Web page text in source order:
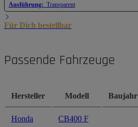
Ausführung: Transparent
Für Dich bestellbar
Passende Fahrzeuge
Hersteller Modell Baujahr
Honda CB400 F